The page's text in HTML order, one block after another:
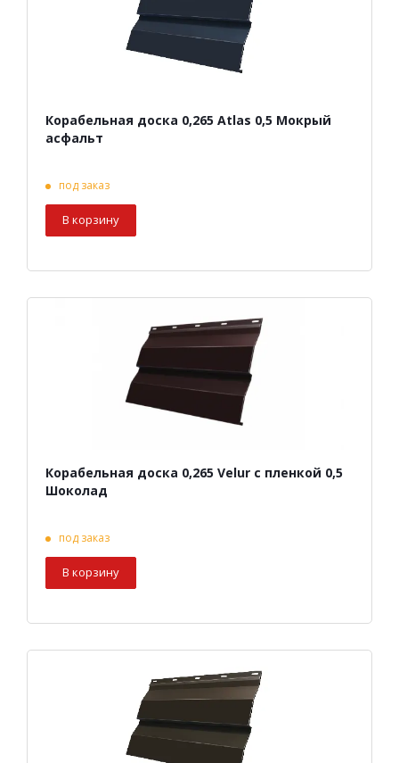
Корабельная доска 0,265 Atlas 0,5 Мокрый
асфальт
под заказ
В корзину
Корабельная доска 0,265 Velur с пленкой 0,5
Шоколад
под заказ
В корзину